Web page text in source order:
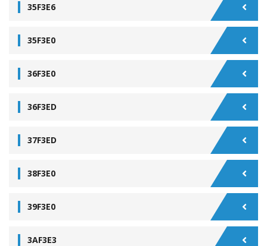
35F3E6
35F3E0
36F3E0
36F3ED
37F3ED
38F3E0
39F3E0
3AF3E3